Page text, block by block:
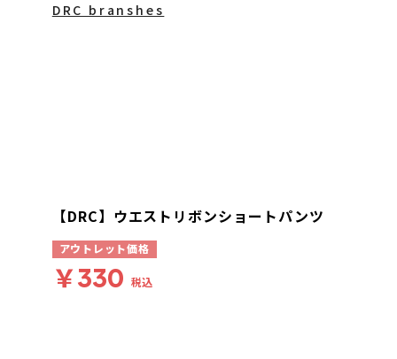
DRC branshes
【DRC】ウエストリボンショートパンツ
アウトレット価格
￥330 税込